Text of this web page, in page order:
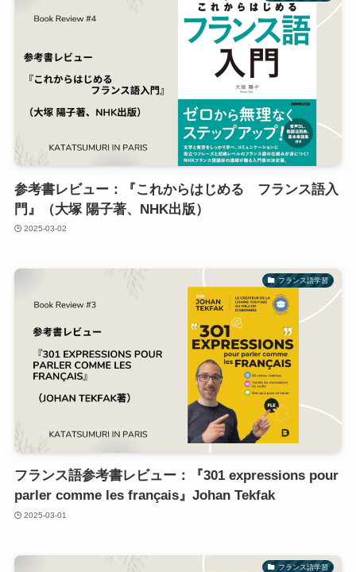
参考書レビュー：『これからはじめる フランス語入
門』（大塚 陽子著、NHK出版）
2025-03-02
フランス語学習
フランス語参考書レビュー：『301 expressions pour
parler comme les français』Johan Tekfak
2025-03-01
フランス語学習